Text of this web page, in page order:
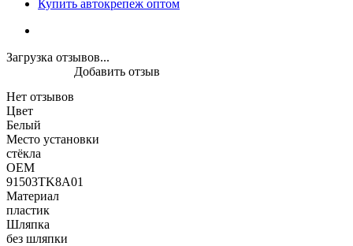
Купить автокрепеж оптом
Загрузка отзывов...
Нет отзывов
Добавить отзыв
Цвет
Белый
Место установки
стёкла
OEM
91503TK8A01
Материал
пластик
Шляпка
без шляпки